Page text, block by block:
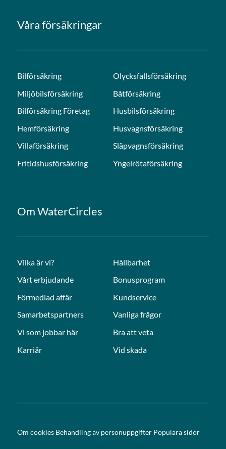
Våra försäkringar
Bilförsäkring
Miljöbilsförsäkring
Bilförsäkring Företag
Hemförsäkring
Villaförsäkring
Fritidshusförsäkring
Olycksfallsförsäkring
Båtförsäkring
Husbilsförsäkring
Husvagnsförsäkring
Släpvagnsförsäkring
Yngelrötaförsäkring
Om WaterCircles
Vilka är vi?
Vårt erbjudande
Förmedlad affär
Samarbetspartners
Vi som jobbar här
Karriär
Hållbarhet
Bonusprogram
Kundservice
Vanliga frågor
Bra att veta
Vid skada
Om cookies Behandling av personuppgifter Populära sidor